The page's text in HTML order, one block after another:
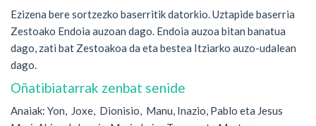
Ezizena bere sortzezko baserritik datorkio. Uztapide baserria
Zestoako Endoia auzoan dago. Endoia auzoa bitan banatua
dago, zati bat Zestoakoa da eta bestea Itziarko auzo-udalean
dago.
Oñatibiatarrak zenbat senide
Anaiak: Yon, Joxe, Dionisio, Manu, Inazio, Pablo eta Jesus